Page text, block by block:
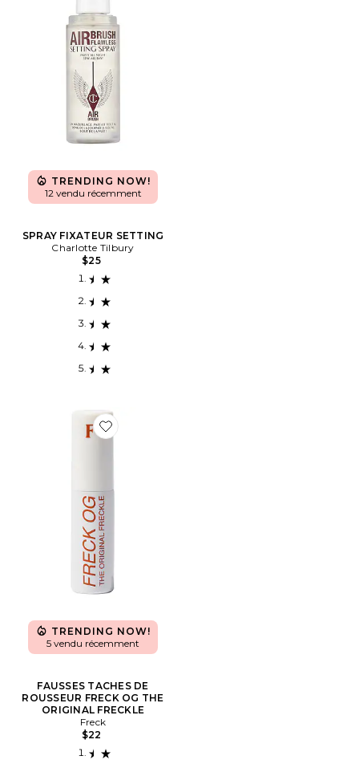
TRENDING NOW!
12 vendu récemment
SPRAY FIXATEUR SETTING
Charlotte Tilbury
$25
Favorite FAUSSES TACHES DE ROUSSEUR FRECK
TRENDING NOW!
5 vendu récemment
FAUSSES TACHES DE
ROUSSEUR FRECK OG THE
ORIGINAL FRECKLE
Freck
$22